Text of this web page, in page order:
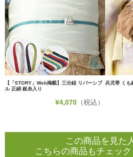
【「STORY」Web掲載】三分紐 リバーシブ
ル 正絹 銀糸入り
¥4,070 （税込）
兵児帯 くも
この商品を見た
こちらの商品もチェック